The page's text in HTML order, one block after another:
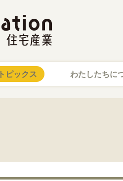
トピックス わたしたちに